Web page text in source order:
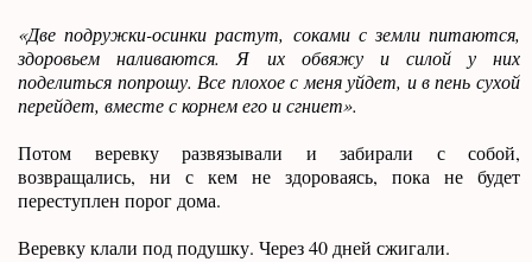
«Две подружки-осинки растут, соками с земли питаются,
здоровьем наливаются. Я их обвяжу и силой у них
поделиться попрошу. Все плохое с меня уйдет, и в пень сухой
перейдет, вместе с корнем его и сгниет».
Потом веревку развязывали и забирали с собой,
возвращались, ни с кем не здороваясь, пока не будет
переступлен порог дома.
Веревку клали под подушку. Через 40 дней сжигали.